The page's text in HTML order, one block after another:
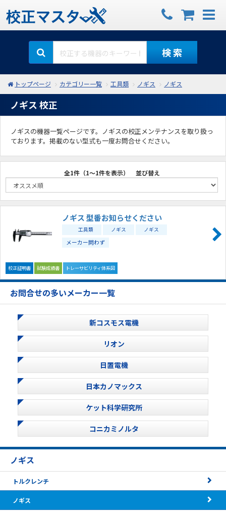
検 索
トップページ カテゴリー一覧 工具類 ノギス ノギス
ノギス 校正
ノギスの機器一覧ページです。ノギスの校正メンテナンスを取り扱っ
ております。掲載のない型式も一度お問合せください。
全1件（1～1件を表示） 並び替え
ノギス 型番お知らせください
工具類 ノギス ノギス
メーカー問わず
校正証明書 試験成績書 トレーサビリティ体系図
お問合せの多いメーカー一覧
新コスモス電機
リオン
日置電機
日本カノマックス
ケット科学研究所
コニカミノルタ
ノギス
トルクレンチ
ノギス